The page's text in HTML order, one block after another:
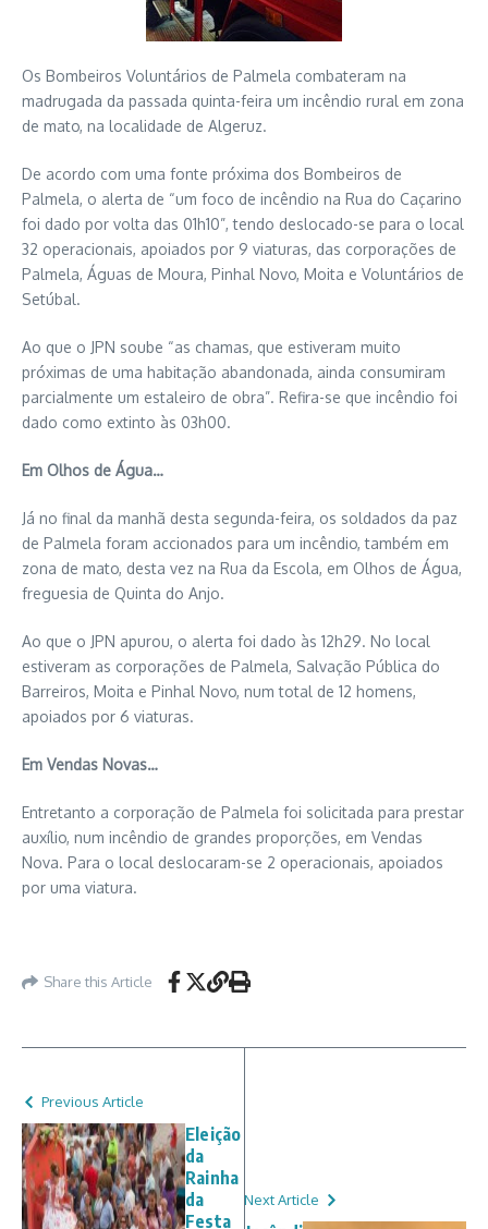
Os Bombeiros Voluntários de Palmela combateram na
madrugada da passada quinta-feira um incêndio rural em zona
de mato, na localidade de Algeruz.
De acordo com uma fonte próxima dos Bombeiros de
Palmela, o alerta de “um foco de incêndio na Rua do Caçarino
foi dado por volta das 01h10”, tendo deslocado-se para o local
32 operacionais, apoiados por 9 viaturas, das corporações de
Palmela, Águas de Moura, Pinhal Novo, Moita e Voluntários de
Setúbal.
Ao que o JPN soube “as chamas, que estiveram muito
próximas de uma habitação abandonada, ainda consumiram
parcialmente um estaleiro de obra”. Refira-se que incêndio foi
dado como extinto às 03h00.
Em Olhos de Água…
Já no final da manhã desta segunda-feira, os soldados da paz
de Palmela foram accionados para um incêndio, também em
zona de mato, desta vez na Rua da Escola, em Olhos de Água,
freguesia de Quinta do Anjo.
Ao que o JPN apurou, o alerta foi dado às 12h29. No local
estiveram as corporações de Palmela, Salvação Pública do
Barreiros, Moita e Pinhal Novo, num total de 12 homens,
apoiados por 6 viaturas.
Em Vendas Novas…
Entretanto a corporação de Palmela foi solicitada para prestar
auxílio, num incêndio de grandes proporções, em Vendas
Nova. Para o local deslocaram-se 2 operacionais, apoiados
por uma viatura.
Share this Article
Previous Article
Eleição
da
Rainha
da
Festa
Next Article